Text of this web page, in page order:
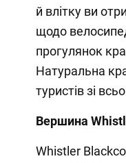
й влітку ви
щодо
прогулянок
Натуральна
туристів зі
Вершина
Whistler